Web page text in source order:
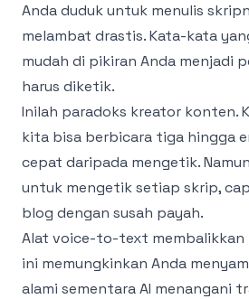
Anda duduk untuk menulis
melambat drastis. Kata-kata
mudah di pikiran Anda menjadi
harus diketik.
Inilah paradoks kreator konten.
kita bisa berbicara tiga hingga
cepat daripada mengetik.
untuk mengetik setiap skrip,
blog dengan susah payah.
Alat voice-to-text membalikkan
ini memungkinkan Anda
alami sementara AI menangani